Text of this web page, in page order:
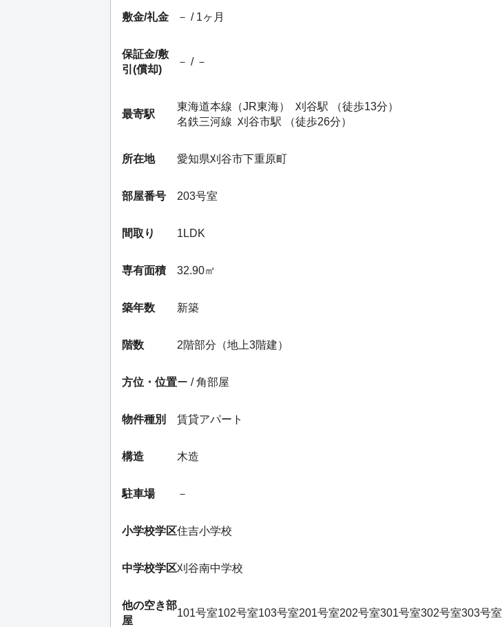
敷金/礼金 － / 1ヶ月
保証金/敷
引(償却)
－ / －
最寄駅
東海道本線（JR東海） 刈谷駅 （徒歩13分）
名鉄三河線 刈谷市駅 （徒歩26分）
所在地 愛知県刈谷市下重原町
部屋番号 203号室
間取り 1LDK
専有面積 32.90㎡
築年数 新築
階数 2階部分（地上3階建）
方位・位置ー / 角部屋
物件種別 賃貸アパート
構造 木造
駐車場 －
小学校学区住吉小学校
中学校学区刈谷南中学校
他の空き部
屋
101号室102号室103号室201号室202号室301号室302号室303号室